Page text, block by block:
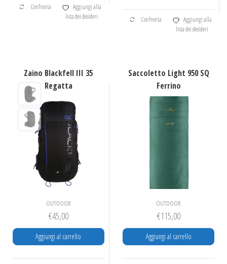
Confronta
Aggiungi alla
lista dei desideri
Confronta
Aggiungi alla
lista dei desideri
Zaino Blackfell III 35
Regatta
OUTDOOR
€45,00
Aggiungi al carrello
Saccoletto Light 950 SQ
Ferrino
OUTDOOR
€115,00
Aggiungi al carrello